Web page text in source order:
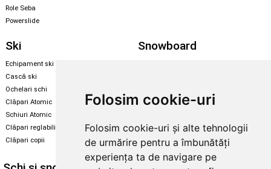
Folosim cookie-uri
Folosim cookie-uri și alte tehnologii
de urmărire pentru a îmbunătăți
experiența ta de navigare pe
Role Seba
Powerslide
Ski
Echipament ski
Cască ski
Ochelari schi
Clăpari Atomic
Schiuri Atomic
Clăpari reglabili
Clăpari copii
Snowboard
Santa Cruz
Enuff Skateboards